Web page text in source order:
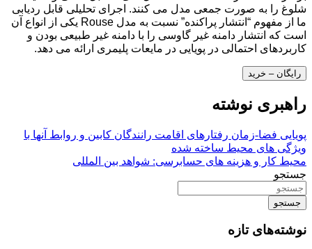
شلوغ را به صورت جمعی مدل می کنند. اجرای تحلیلی قابل ردیابی
ما از مفهوم “انتشار پراکنده” نسبت به مدل Rouse یکی از انواع آن
است که انتشار دامنه غیر گاوسی را با دامنه غیر طبیعی بودن و
کاربردهای احتمالی در پویایی در مایعات پلیمری ارائه می دهد.
رایگان – خرید
راهبری نوشته
پویایی فضا-زمان رفتارهای اقامت رانندگان کابین و روابط آنها با
ویژگی های محیط ساخته شده
محیط کار و هزینه های حسابرسی: شواهد بین المللی
جستجو
جستجو
نوشته‌های تازه